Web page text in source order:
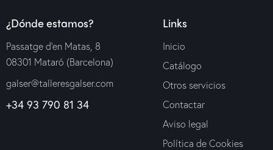
¿Dónde estamos?
Passatge d’en Matas, 8
08301 Mataró (Barcelona)
galser@talleresgalser.com
+34 93 790 81 34
Links
Inicio
Catálogo
Otros servicios
Contactar
Aviso legal
Política de Cookies